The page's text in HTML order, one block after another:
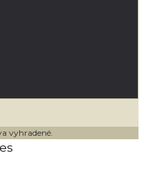
vyhradené.